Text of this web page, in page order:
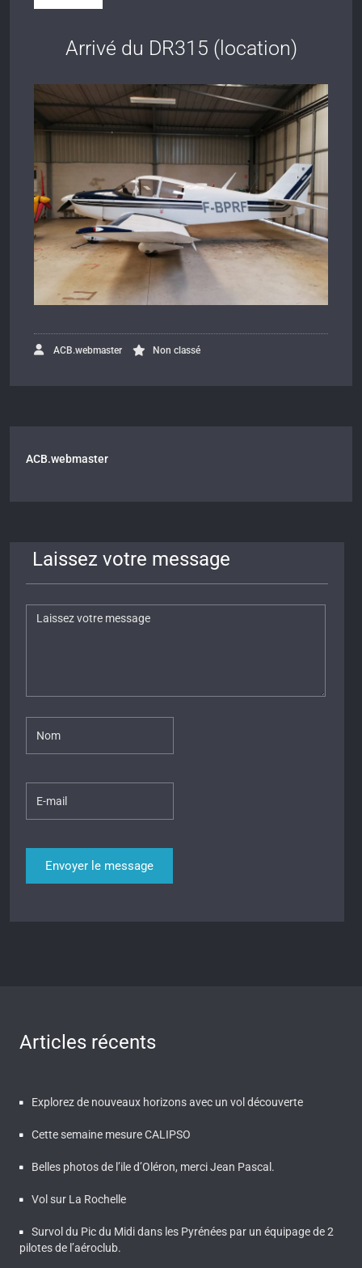
Arrivé du DR315 (location)
ACB.webmaster Non classé
ACB.webmaster
Laissez votre message
Articles récents
Explorez de nouveaux horizons avec un vol découverte
Cette semaine mesure CALIPSO
Belles photos de l’ile d’Oléron, merci Jean Pascal.
Vol sur La Rochelle
Survol du Pic du Midi dans les Pyrénées par un équipage de 2
pilotes de l’aéroclub.